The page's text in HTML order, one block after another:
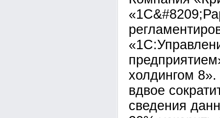
холдингом
вдвое
сведения